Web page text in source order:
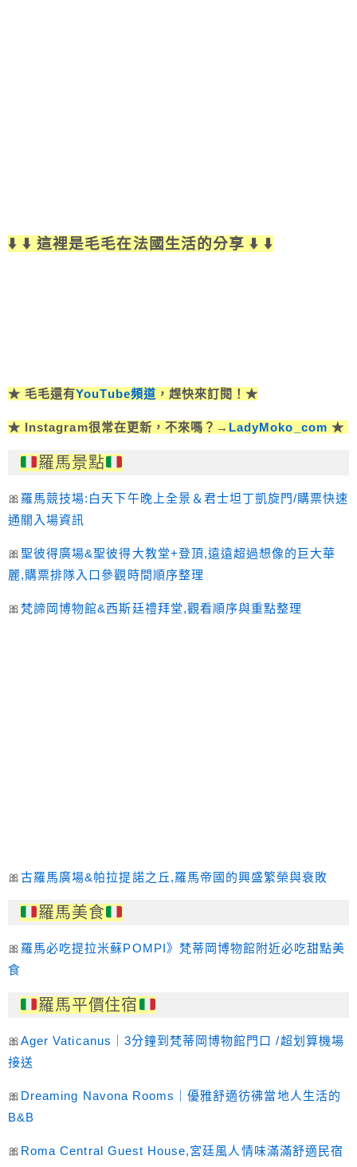
⬇️ ⬇️ 這裡是毛毛在法國生活的分享 ⬇️ ⬇️
★ 毛毛還有YouTube頻道 ，趕快來訂閱！★
★ Instagram很常在更新，不來嗎？→ LadyMoko_com ★
羅馬景點
🎀 羅馬競技場:白天下午晚上全景＆君士坦丁凱旋門/購票快速
通關入場資訊
🎀聖彼得廣場&聖彼得大教堂+登頂,遠遠超過想像的巨大華
麗,購票排隊入口參觀時間順序整理
🎀梵諦岡博物館&西斯廷禮拜堂,觀看順序與重點整理
🎀古羅馬廣場&帕拉提諾之丘,羅馬帝國的興盛繁榮與衰敗
羅馬美食
🎀 羅馬必吃提拉米蘇POMPI》梵蒂岡博物館附近必吃甜點美
食
羅馬平價住宿
🎀Ager Vaticanus｜3分鐘到梵蒂岡博物館門口 /超划算機場
接送
🎀 Dreaming Navona Rooms｜優雅舒適彷彿當地人生活的
B&B
🎀 Roma Central Guest House,宮廷風人情味滿滿舒適民宿